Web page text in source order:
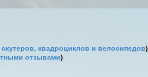
квадроциклов и велосипедов)
отзывами)